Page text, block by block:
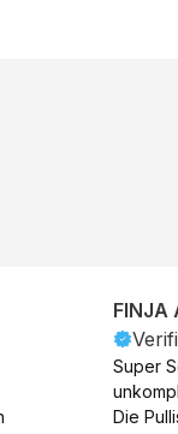
FINJA
Super
Die